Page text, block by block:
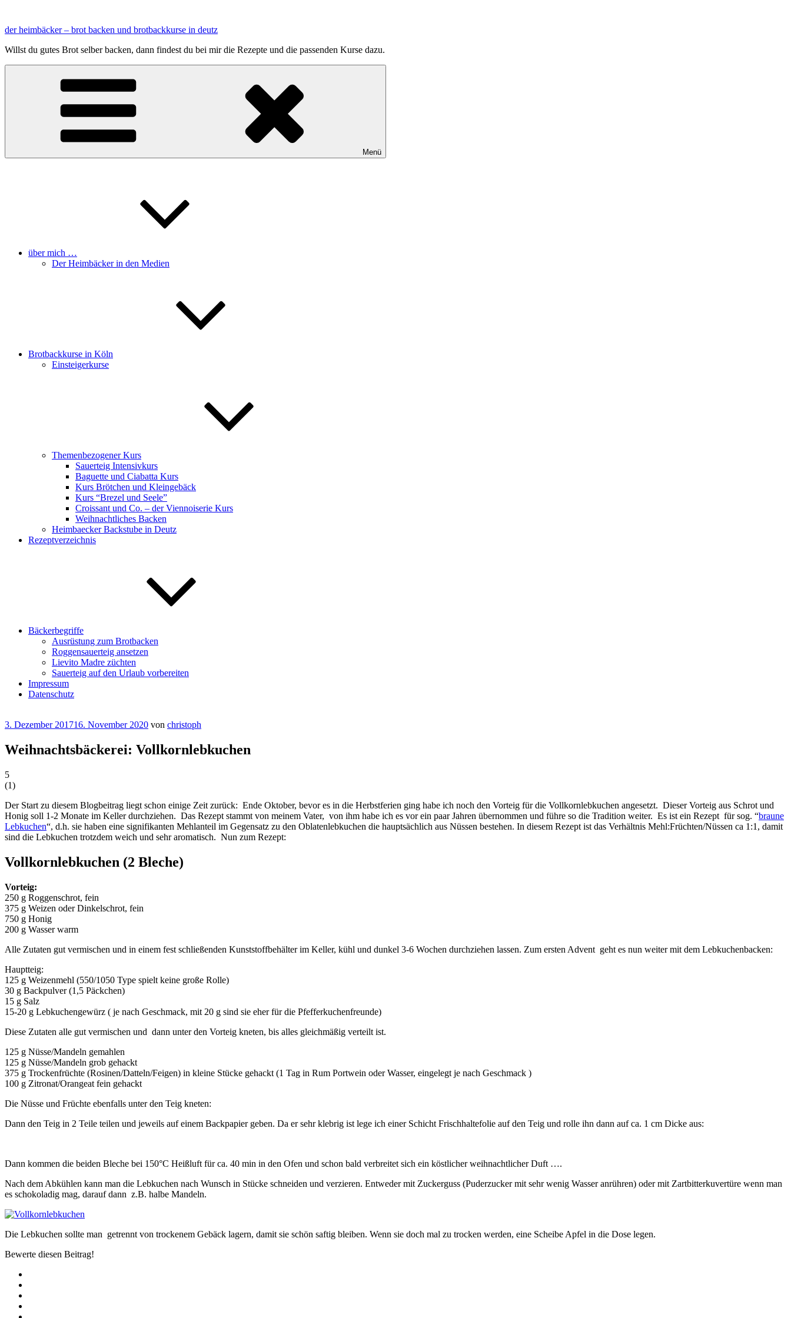
springen
der heimbäcker – brot backen und brotbackkurse in deutz
Willst du gutes Brot selber backen, dann findest du bei mir die Rezepte und die passenden Kurse dazu.
Menü
über mich …
Der Heimbäcker in den Medien
Brotbackkurse in Köln
Einsteigerkurse
Themenbezogener Kurs
Sauerteig Intensivkurs
Baguette und Ciabatta Kurs
Kurs Brötchen und Kleingebäck
Kurs “Brezel und Seele”
Croissant und Co. – der Viennoiserie Kurs
Weihnachtliches Backen
Heimbaecker Backstube in Deutz
Rezeptverzeichnis
Bäckerbegriffe
Ausrüstung zum Brotbacken
Roggensauerteig ansetzen
Lievito Madre züchten
Sauerteig auf den Urlaub vorbereiten
Impressum
Datenschutz
Veröffentlicht
3. Dezember 201716. November 2020 von christoph
Weihnachtsbäckerei: Vollkornlebkuchen
5
(1)
Der Start zu diesem Blogbeitrag liegt schon einige Zeit zurück: Ende Oktober, bevor es in die Herbstferien ging habe ich noch den Vorteig für die Vollkornlebkuchen angesetzt. Dieser Vorteig aus Schrot und
Honig soll 1-2 Monate im Keller durchziehen. Das Rezept stammt von meinem Vater, von ihm habe ich es vor ein paar Jahren übernommen und führe so die Tradition weiter. Es ist ein Rezept für sog. “braune
Lebkuchen“, d.h. sie haben eine signifikanten Mehlanteil im Gegensatz zu den Oblatenlebkuchen die hauptsächlich aus Nüssen bestehen. In diesem Rezept ist das Verhältnis Mehl:Früchten/Nüssen ca 1:1, damit
sind die Lebkuchen trotzdem weich und sehr aromatisch. Nun zum Rezept:
Vollkornlebkuchen (2 Bleche)
Vorteig:
250 g Roggenschrot, fein
375 g Weizen oder Dinkelschrot, fein
750 g Honig
200 g Wasser warm
Alle Zutaten gut vermischen und in einem fest schließenden Kunststoffbehälter im Keller, kühl und dunkel 3-6 Wochen durchziehen lassen. Zum ersten Advent geht es nun weiter mit dem Lebkuchenbacken:
Hauptteig:
125 g Weizenmehl (550/1050 Type spielt keine große Rolle)
30 g Backpulver (1,5 Päckchen)
15 g Salz
15-20 g Lebkuchengewürz ( je nach Geschmack, mit 20 g sind sie eher für die Pfefferkuchenfreunde)
Diese Zutaten alle gut vermischen und dann unter den Vorteig kneten, bis alles gleichmäßig verteilt ist.
125 g Nüsse/Mandeln gemahlen
125 g Nüsse/Mandeln grob gehackt
375 g Trockenfrüchte (Rosinen/Datteln/Feigen) in kleine Stücke gehackt (1 Tag in Rum Portwein oder Wasser, eingelegt je nach Geschmack )
100 g Zitronat/Orangeat fein gehackt
Die Nüsse und Früchte ebenfalls unter den Teig kneten:
Dann den Teig in 2 Teile teilen und jeweils auf einem Backpapier geben. Da er sehr klebrig ist lege ich einer Schicht Frischhaltefolie auf den Teig und rolle ihn dann auf ca. 1 cm Dicke aus:
Dann kommen die beiden Bleche bei 150°C Heißluft für ca. 40 min in den Ofen und schon bald verbreitet sich ein köstlicher weihnachtlicher Duft ….
Nach dem Abkühlen kann man die Lebkuchen nach Wunsch in Stücke schneiden und verzieren. Entweder mit Zuckerguss (Puderzucker mit sehr wenig Wasser anrühren) oder mit Zartbitterkuvertüre wenn man
es schokoladig mag, darauf dann z.B. halbe Mandeln.
Die Lebkuchen sollte man getrennt von trockenem Gebäck lagern, damit sie schön saftig bleiben. Wenn sie doch mal zu trocken werden, eine Scheibe Apfel in die Dose legen.
Bewerte diesen Beitrag!